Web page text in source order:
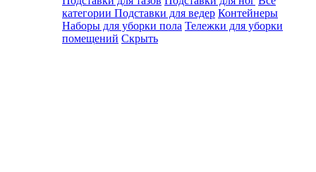
категории Подставки для ведер Контейнеры
Наборы для уборки пола Тележки для уборки
помещений Скрыть